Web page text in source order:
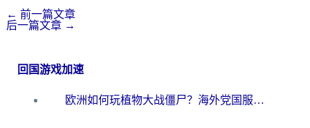
← 前一篇文章
后一篇文章 →
回国游戏加速
欧洲如何玩植物大战僵尸？海外党国服游戏加速避坑指南（附实测对比）